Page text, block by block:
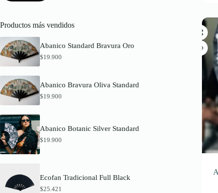
Productos más vendidos
Abanico Standard Bravura Oro
$19.900
Abanico Bravura Oliva Standard
$19.900
Abanico Botanic Silver Standard
$19.900
Ecofan Tradicional Full Black
$25.421